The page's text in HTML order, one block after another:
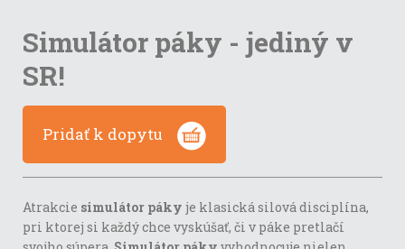
Simulátor páky - jediný v
SR!
Pridať k dopytu
Atrakcie simulátor páky je klasická silová disciplína,
pri ktorej si každý chce vyskúšať, či v páke pretlačí